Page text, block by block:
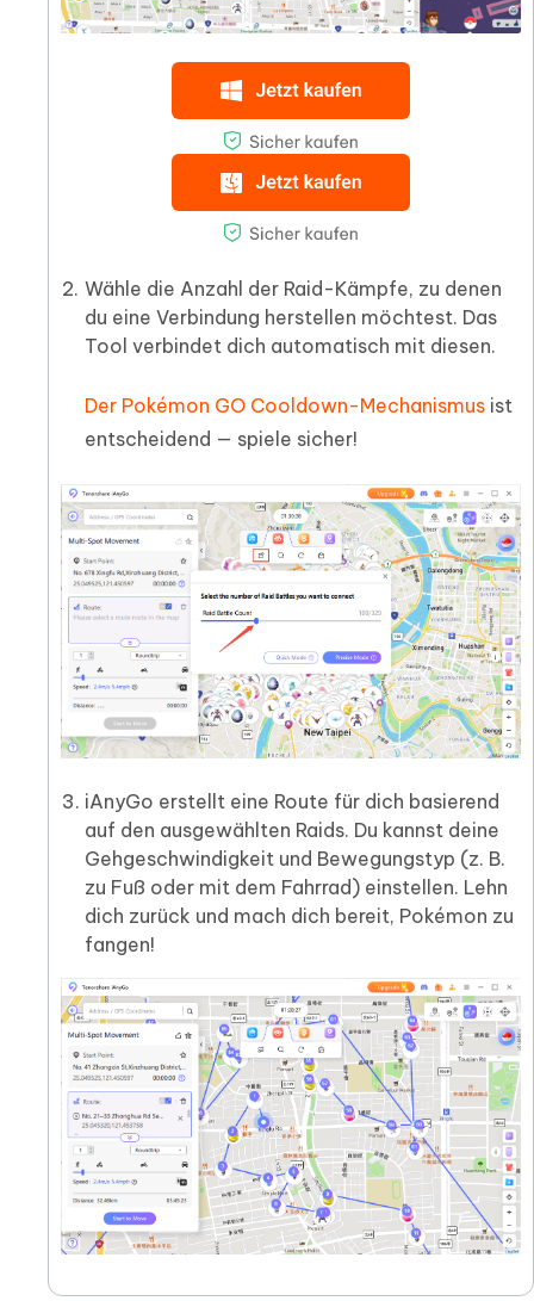
Wähle die Anzahl der Raid-Kämpfe, zu denen
du eine Verbindung herstellen möchtest. Das
Tool verbindet dich automatisch mit diesen.
Der Pokémon GO Cooldown-Mechanismus ist
entscheidend — spiele sicher!
iAnyGo erstellt eine Route für dich basierend
auf den ausgewählten Raids. Du kannst deine
Gehgeschwindigkeit und Bewegungstyp (z. B.
zu Fuß oder mit dem Fahrrad) einstellen. Lehn
dich zurück und mach dich bereit, Pokémon zu
fangen!